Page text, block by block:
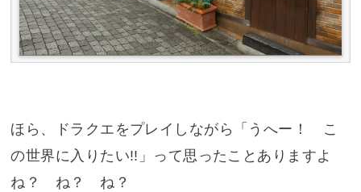
ほら、ドラクエをプレイしながら「うへー！ こ
の世界に入りたい!!」って思ったことありますよ
ね？ ね？ ね？